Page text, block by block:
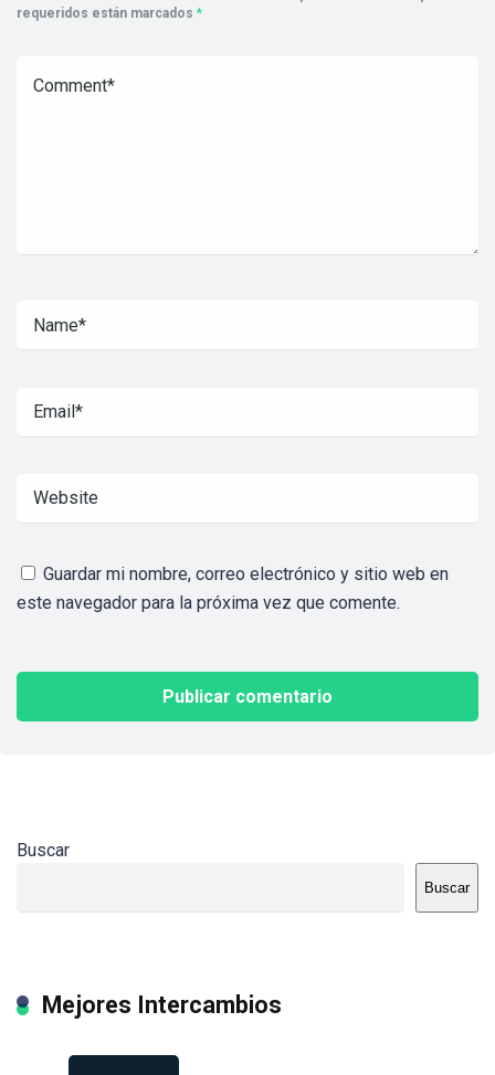
requeridos están marcados *
Guardar mi nombre, correo electrónico y sitio web en
este navegador para la próxima vez que comente.
Buscar
Buscar
Mejores Intercambios